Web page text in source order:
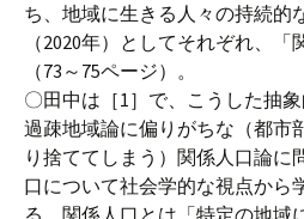
ち、地域に生きる人々の持続的
（2020年）としてそれぞれ、
（73～75ページ）。
〇田中は［1］で、こうした抽
過疎地域論に偏りがちな（都市
り捨ててしまう）関係人口論に
口について社会学的な視点から